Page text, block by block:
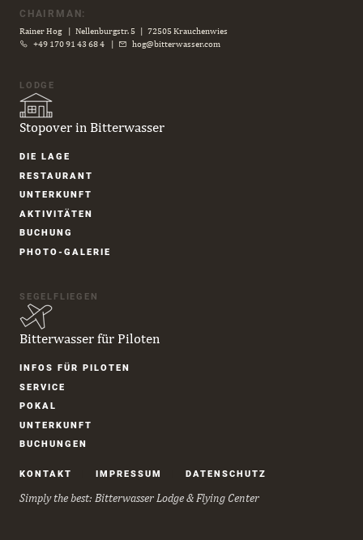
CHAIRMAN:
Rainer Hog | Nellenburgstr. 5 | 72505 Krauchenwies
+49 170 91 43 68 4 | hog@bitterwasser.com
LODGE
Stopover in Bitterwasser
Navigation
DIE LAGE
RESTAURANT
UNTER­KUNFT
AKTIVITÄTEN
BUCHUNG
PHOTO-GALERIE
SEGELFLIEGEN
Bitterwasser für Piloten
Navigation
INFOS FÜR PILOTEN
SERVICE
POKAL
UNTER­KUNFT
BUCHUNGEN
Navigation
KONTAKT IMPRESSUM DATENSCHUTZ
Simply the best: Bitterwasser Lodge & Flying Center